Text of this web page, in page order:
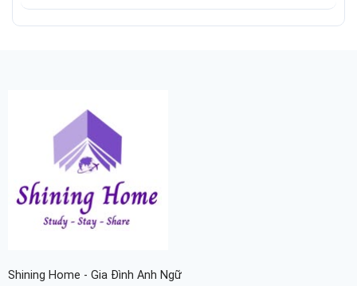
Shining Home - Gia Đình Anh Ngữ